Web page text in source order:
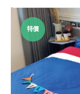
特價